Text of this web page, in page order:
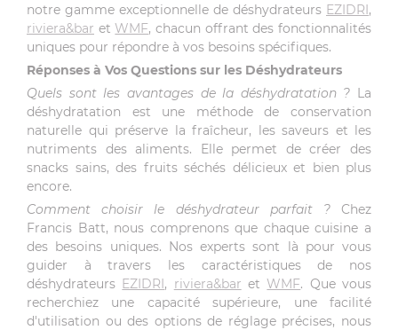
notre gamme exceptionnelle de déshydrateurs EZIDRI,
riviera&bar etWMF, chacun offrant des fonctionnalités
uniques pour répondre à vos besoins spécifiques.
Réponses à Vos Questions sur les Déshydrateurs
Quels sont les avantages de la déshydratation ? La
déshydratation est une méthode de conservation
naturelle qui préserve la fraîcheur, les saveurs et les
nutriments des aliments. Elle permet de créer des
snacks sains, des fruits séchés délicieux et bien plus
encore.
Comment choisir le déshydrateur parfait ?Chez
Francis Batt, nous comprenons que chaque cuisine a
des besoins uniques. Nos experts sont là pour vous
guider à travers les caractéristiques de nos
déshydrateurs EZIDRI, riviera&bar etWMF. Que vous
recherchiez une capacité supérieure, une facilité
d'utilisation ou des options de réglage précises, nous